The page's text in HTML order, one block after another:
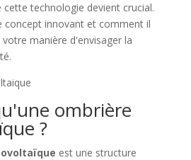
technologie devient crucial.
concept innovant et comment il
manière d'envisager la
ombrière
?
est une structure